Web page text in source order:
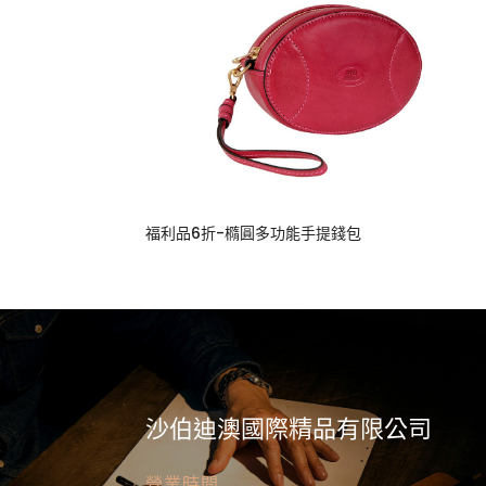
福利品6折-橢圓多功能手提錢包
沙伯迪澳國際精品有限公司